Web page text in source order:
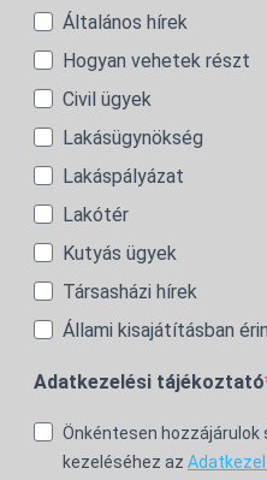
Általános hírek
Hogyan vehetek részt
Civil ügyek
Lakásügynökség
Lakáspályázat
Lakótér
Kutyás ügyek
Társasházi hírek
Állami kisajátításban
Adatkezelési tájékoztató
Önkéntesen
kezeléséhez az